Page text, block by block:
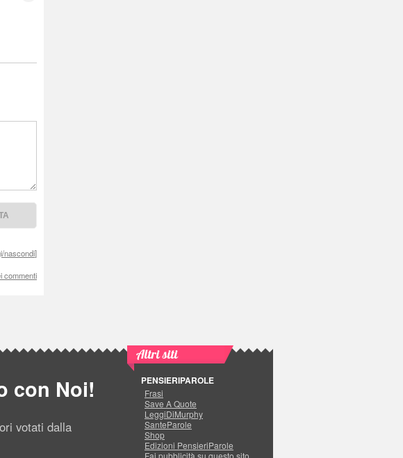
nascondi]
commenti
con Noi!
votati dalla
Altri siti
PENSIERIPAROLE
Frasi
Save A Quote
LeggiDiMurphy
SanteParole
Shop
Edizioni PensieriParole
Fai pubblicità su questo sito